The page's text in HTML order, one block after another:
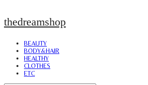
thedreamshop
BEAUTY
BODY&HAIR
HEALTHY
CLOTHES
ETC